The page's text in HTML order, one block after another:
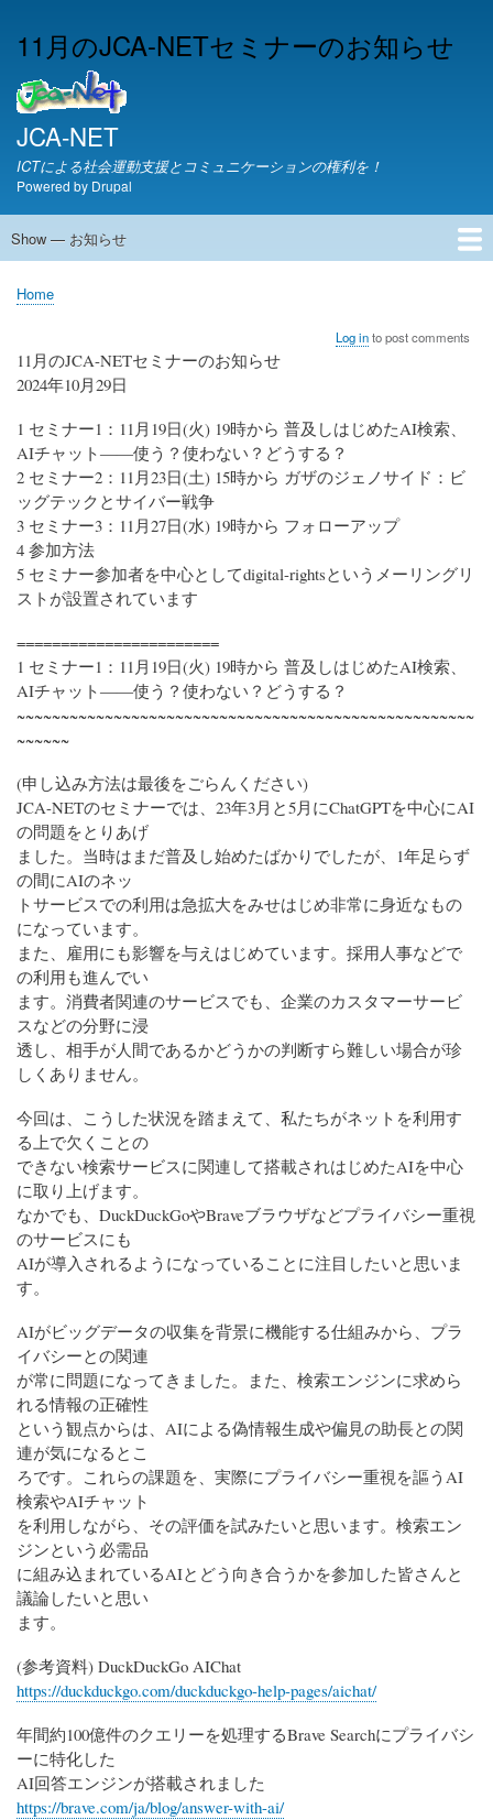
to
main
11月のJCA-NETセミナーのお知らせ
JCA-NET
ICTによる社会運動支援とコミュニケーションの権利を！
Powered by Drupal
お
ら
Show — お知らせ
JCA-NETからのお知らせ
Breadcrumb
Home
Log into post comments
11月のJCA-NETセミナーのお知らせ
2024年10月29日
1 セミナー1：11月19日(火) 19時から 普及しはじめたAI検索、
AIチャット――使う？使わない？どうする？
2 セミナー2：11月23日(土) 15時から ガザのジェノサイド：ビ
ッグテックとサイバー戦争
3 セミナー3：11月27日(水) 19時から フォローアップ
4 参加方法
5 セミナー参加者を中心としてdigital-rightsというメーリングリ
ストが設置されています
=======================
1 セミナー1：11月19日(火) 19時から 普及しはじめたAI検索、
AIチャット――使う？使わない？どうする？
~~~~~~~~~~~~~~~~~~~~~~~~~~~~~~~~~~~~~~~~~~~~~~~~~~~~
~~~~~~
(申し込み方法は最後をごらんください)
JCA-NETのセミナーでは、23年3月と5月にChatGPTを中心にAI
の問題をとりあげ
ました。当時はまだ普及し始めたばかりでしたが、1年足らず
の間にAIのネッ
トサービスでの利用は急拡大をみせはじめ非常に身近なもの
になっています。
また、雇用にも影響を与えはじめています。採用人事などで
の利用も進んでい
ます。消費者関連のサービスでも、企業のカスタマーサービ
スなどの分野に浸
透し、相手が人間であるかどうかの判断すら難しい場合が珍
しくありません。
今回は、こうした状況を踏まえて、私たちがネットを利用す
る上で欠くことの
できない検索サービスに関連して搭載されはじめたAIを中心
に取り上げます。
なかでも、DuckDuckGoやBraveブラウザなどプライバシー重視
のサービスにも
AIが導入されるようになっていることに注目したいと思いま
す。
AIがビッグデータの収集を背景に機能する仕組みから、プラ
イバシーとの関連
が常に問題になってきました。また、検索エンジンに求めら
れる情報の正確性
という観点からは、AIによる偽情報生成や偏見の助長との関
連が気になるとこ
ろです。これらの課題を、実際にプライバシー重視を謳うAI
検索やAIチャット
を利用しながら、その評価を試みたいと思います。検索エン
ジンという必需品
に組み込まれているAIとどう向き合うかを参加した皆さんと
議論したいと思い
ます。
(参考資料) DuckDuckGo AIChat
https://duckduckgo.com/duckduckgo-help-pages/aichat/
年間約100億件のクエリーを処理するBrave Searchにプライバシ
ーに特化した
AI回答エンジンが搭載されました
https://brave.com/ja/blog/answer-with-ai/